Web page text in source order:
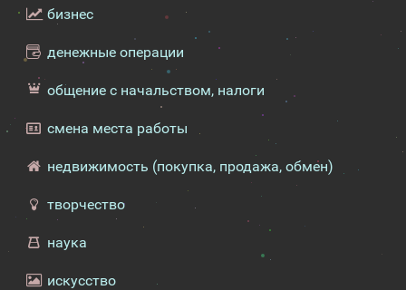
бизнес
денежные операции
общение с начальством, налоги
смена места работы
недвижимость (покупка, продажа, обмен)
творчество
наука
искусство